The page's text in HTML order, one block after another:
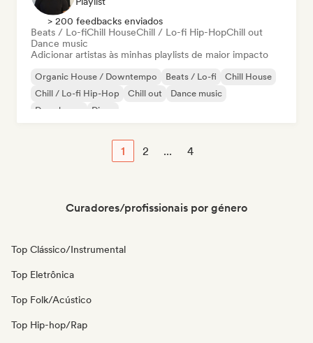
> 200 feedbacks enviados
Beats / Lo-fiChill HouseChill / Lo-fi Hip-HopChill out
Dance music
Adicionar artistas às minhas playlists de maior impacto
Organic House / Downtempo Beats / Lo-fi
Chill House
Chill / Lo-fi Hip-Hop
Chill out
Dance music
Deep house
Disco
1 2 ... 4
Curadores/profissionais por género
Top Clássico/Instrumental
Top Eletrônica
Top Folk/Acústico
Top Hip-hop/Rap